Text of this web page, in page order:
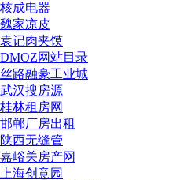
核成电器
魏家凉皮
袁记肉夹馍
DMOZ网站目录
丝路融豪工业城
武汉搜房源
桂林租房网
邯郸厂房出租
陕西无缝管
嘉峪关房产网
上海创意园